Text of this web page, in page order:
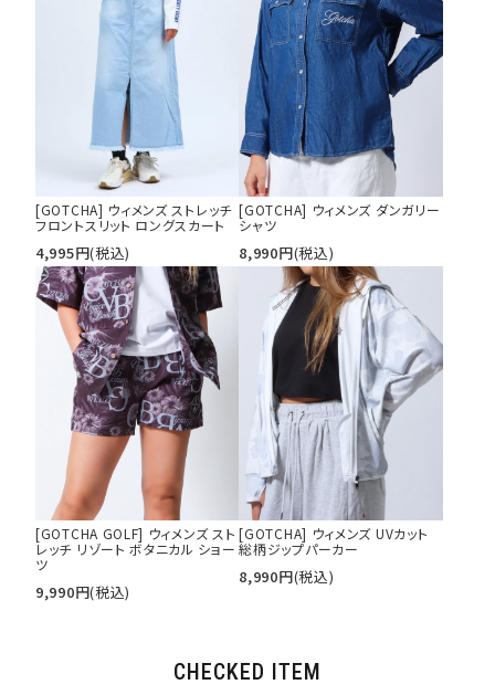
[GOTCHA] ウィメンズ ストレッチ
フロントスリット ロングスカート
4,995円(税込)
[GOTCHA] ウィメンズ ダンガリー
シャツ
8,990円(税込)
[GOTCHA GOLF] ウィメンズ スト
レッチ リゾート ボタニカル ショー
ツ
9,990円(税込)
[GOTCHA] ウィメンズ UVカット
総柄ジップパーカー
8,990円(税込)
CHECKED ITEM